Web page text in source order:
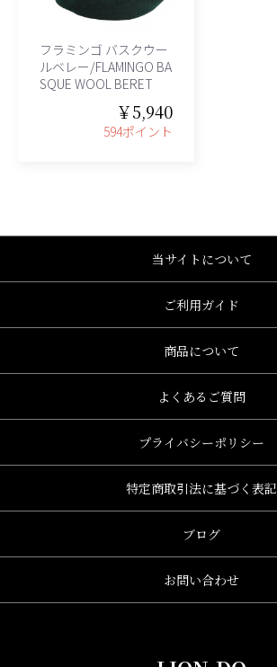
フラミンゴ バスクウー
ルベレー/FLAMINGO BA
SQUE WOOL BERET
￥5,940
594ポイント
当サイトについて
ご利用ガイド
商品について
よくあるご質問
プライバシーポリシー
特定商取引法に基づく表記
ブログ
お問い合わせ